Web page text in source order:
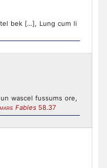
bek [...], Lung cum li
wascel fussums ore,
MARIE Fables 58.37